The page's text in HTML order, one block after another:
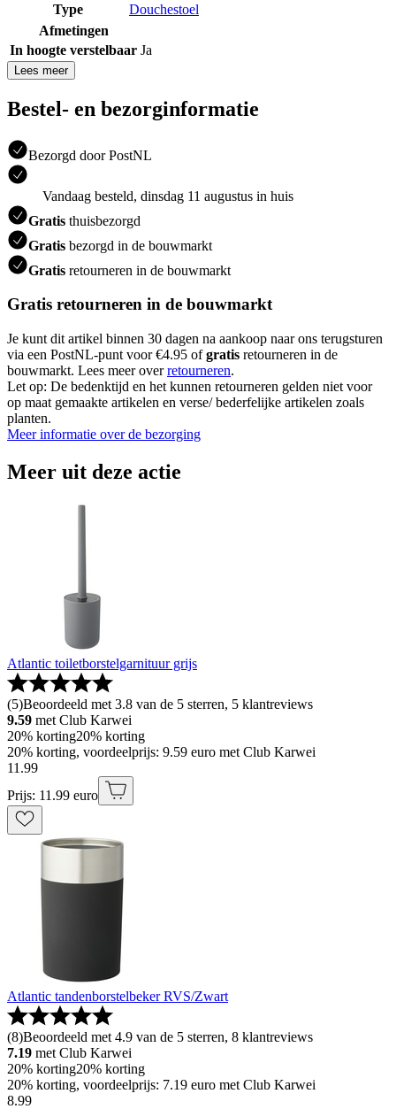
Type
Douchestoel
Afmetingen
In hoogte verstelbaar Ja
Lees meer
Bestel- en bezorginformatie
Bezorgd door PostNL
Vandaag besteld, dinsdag 11 augustus in huis
Gratis thuisbezorgd
Gratis bezorgd in de bouwmarkt
Gratis retourneren in de bouwmarkt
Gratis retourneren in de bouwmarkt
Je kunt dit artikel binnen 30 dagen na aankoop naar ons terugsturen
via een PostNL-punt voor €4.95 ofgratis retourneren in de
bouwmarkt. Lees meer overretourneren.
Let op: De bedenktijd en het kunnen retourneren gelden niet voor
op maat gemaakte artikelen en verse/ bederfelijke artikelen zoals
planten.
Meer informatie over de bezorging
Meer uit deze actie
Atlantic toiletborstelgarnituur grijs
(5)Beoordeeld met 3.8 van de 5 sterren, 5 klantreviews
9.59 met Club Karwei
20% korting20% korting
20% korting, voordeelprijs: 9.59 euro met Club Karwei
11 .99
Prijs: 11.99 euro
Atlantic tandenborstelbeker RVS/Zwart
(8)Beoordeeld met 4.9 van de 5 sterren, 8 klantreviews
7.19 met Club Karwei
20% korting20% korting
20% korting, voordeelprijs: 7.19 euro met Club Karwei
8.99